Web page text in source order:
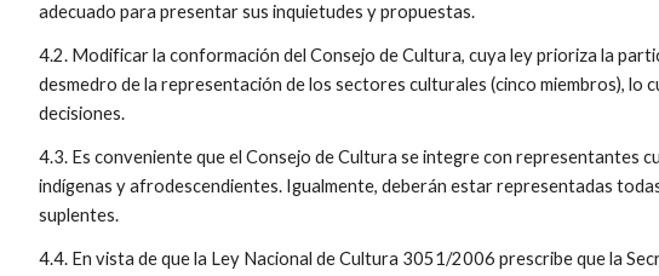
adecuado para presentar sus inquietudes y propuestas.
4.2. Modificar la conformación del Consejo de Cultura, cuya ley prioriza la
desmedro de la representación de los sectores culturales (cinco miembros), lo
decisiones.
4.3. Es conveniente que el Consejo de Cultura se integre con representantes
indígenas y afrodescendientes. Igualmente, deberán estar representadas
suplentes.
4.4. En vista de que la Ley Nacional de Cultura 3051/2006 prescribe que la